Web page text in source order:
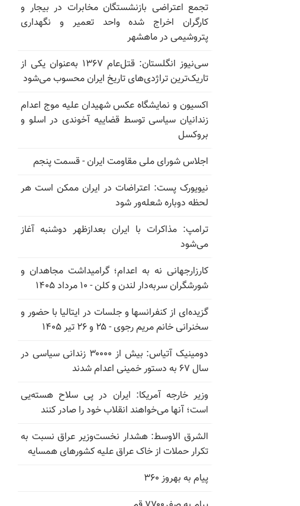
تجمع اعتراضی بازنشستگان مخابرات در بیجار و
کارگران اخراج شده واحد تعمیر و نگهداری
پتروشیمی در ماهشهر
سی‌نیوز انگلستان: قتل‌عام ۱۳۶۷ به‌عنوان یکی از
تاریک‌ترین تراژدی‌های تاریخ ایران محسوب می‌شود
اکسیون و نمایشگاه عکس شهیدان علیه موج اعدام
زندانیان سیاسی توسط قضاییه آخوندی در اسلو و
بروکسل
اجلاس شورای ملی مقاومت ایران - قسمت پنجم
نیویورک پست: اعتراضات در ایران ممکن است هر
لحظه دوباره شعله‌ور شود
ترامپ: مذاکرات با ایران بعدازظهر دوشنبه آغاز
می‌شود
کارزارجهانی نه به اعدام؛ گرامیداشت مجاهدان و
شورشگران سربه‌دار لندن و کلن - ۱۰ مرداد ۱۴۰۵
گزیده‌ای از کنفرانسها و جلسات در ایتالیا با حضور و
سخنرانی خانم مریم رجوی - ۲۵ و ۲۶ تیر ۱۴۰۵
دومینیک آتیاس: بیش از ۳۰۰۰۰ زندانی سیاسی در
سال ۶۷ به دستور خمینی اعدام شدند
وزیر خارجه آمریکا: ایران در پی سلاح هسته‌یی
است؛ آنها می‌خواهند انقلاب خود را صادر کنند
الشرق الاوسط: هشدار نخست‌وزیر عراق نسبت به
تکرار حملات از خاک عراق علیه کشورهای همسایه
پیام به بهروز ۳۶۰